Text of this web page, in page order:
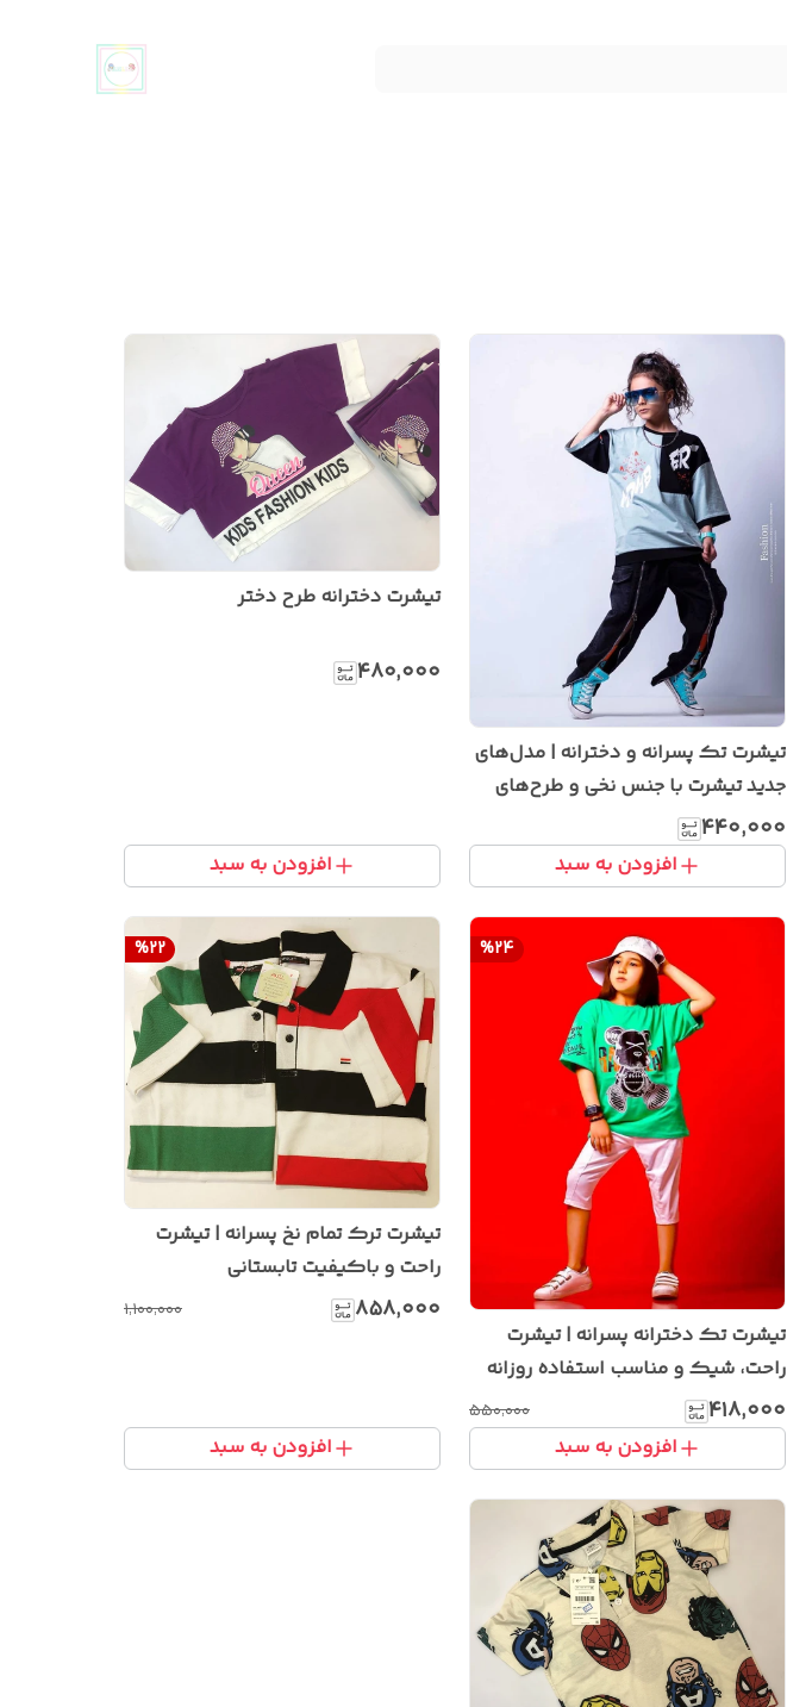
تیشرت تک پسرانه و دخترانه | مدل‌های
جدید تیشرت با جنس نخی و طرح‌های
خاص
۴۴۰٬۰۰۰
افزودن به سبد
تیشرت دخترانه طرح دختر
۴۸۰٬۰۰۰
افزودن به سبد
%24
تیشرت تک دخترانه پسرانه | تیشرت
راحت، شیک و مناسب استفاده روزانه
۴۱۸٬۰۰۰ ۵۵۰٬۰۰۰
افزودن به سبد
%22
تیشرت ترک تمام نخ پسرانه | تیشرت
راحت و باکیفیت تابستانی
۸۵۸٬۰۰۰ ۱٬۱۰۰٬۰۰۰
افزودن به سبد